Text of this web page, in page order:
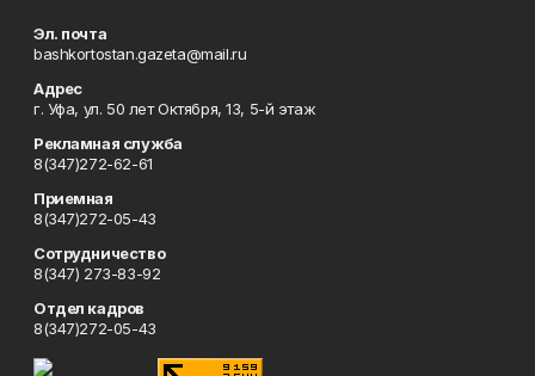
Эл. почта
bashkortostan.gazeta@mail.ru
Адрес
г. Уфа, ул. 50 лет Октября, 13, 5-й этаж
Рекламная служба
8(347)272-62-61
Приемная
8(347)272-05-43
Сотрудничество
8(347) 273-83-92
Отдел кадров
8(347)272-05-43